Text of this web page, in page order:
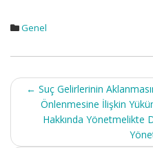
Genel
Post
navigation
← Suç Gelirlerinin
Önlenmesine İlişkin
Hakkında Yönetmelikte